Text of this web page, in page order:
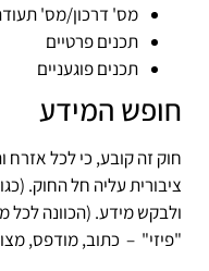
מס' דרכון/מס'
תכנים פרטיים
תכנים פוגעניים
חופש המידע
חוק זה קובע, כי לכל אזרח
ציבורית עליה חל החוק.
ולבקש מידע. (הכוונה לכל
"פיזי" – כתוב, מודפס,